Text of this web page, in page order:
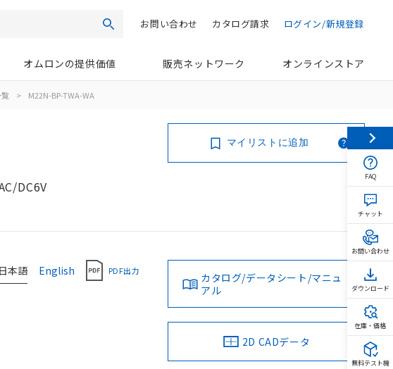
検索 ログイン/新規登録
カタログ請求
お問い合わせ
オムロンの提供価値 販売ネットワーク オンラインストア
> M22N-BP-TWA-WA
DC6V
マイリストに追加
日本語 English PDF出力
カタログ/データシート/マニュ
アル
2D CADデータ
FAQ
チャット
お問い合わせ
ダウンロード
在庫・価格
無料テスト機